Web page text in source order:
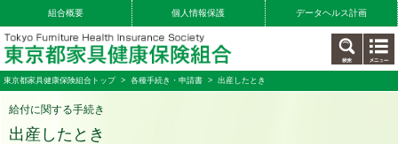
組合概要 個人情報保護 データヘルス計画
東京都家具健康保険組合トップ> 各種手続き・申請書 > 出産したとき
給付に関する手続き
出産したとき